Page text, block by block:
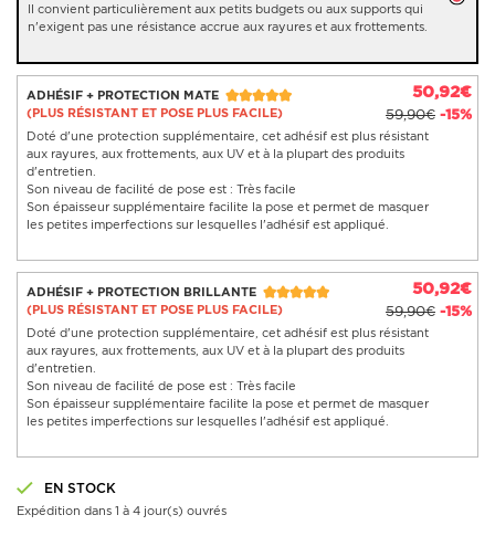
Il convient particulièrement aux petits budgets ou aux supports qui
n'exigent pas une résistance accrue aux rayures et aux frottements.
ADHÉSIF + PROTECTION MATE
(PLUS RÉSISTANT ET POSE PLUS FACILE)
50,92€
59,90€ -15%
Doté d'une protection supplémentaire, cet adhésif est plus résistant
aux rayures, aux frottements, aux UV et à la plupart des produits
d'entretien.
Son niveau de facilité de pose est : Très facile
Son épaisseur supplémentaire facilite la pose et permet de masquer
les petites imperfections sur lesquelles l'adhésif est appliqué.
ADHÉSIF + PROTECTION BRILLANTE
(PLUS RÉSISTANT ET POSE PLUS FACILE)
50,92€
59,90€ -15%
Doté d'une protection supplémentaire, cet adhésif est plus résistant
aux rayures, aux frottements, aux UV et à la plupart des produits
d'entretien.
Son niveau de facilité de pose est : Très facile
Son épaisseur supplémentaire facilite la pose et permet de masquer
les petites imperfections sur lesquelles l'adhésif est appliqué.
EN STOCK
Expédition dans 1 à 4 jour(s) ouvrés